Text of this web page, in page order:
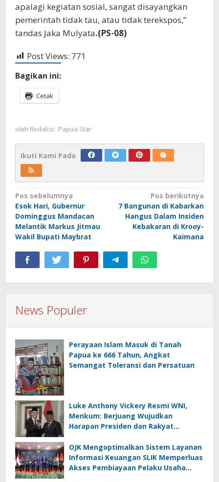
apalagi kegiatan sosial, sangat disayangkan
pemerintah tidak tau, atau tidak terekspos,”
tandas Jaka Mulyata.(PS-08)
Post Views: 771
Bagikan ini:
Cetak
oleh Redaksi : Papua Star
Ikuti Kami Pada
Navigasi
pos
Pos sebelumnya
Esok Hari, Gubernur
Dominggus Mandacan
Melantik Markus Jitmau
Wakil Bupati Maybrat
Pos berikutnya
7 Bangunan di Kabarkan
Hangus Dalam Insiden
Kebakaran di Krooy-
Kaimana
News Populer
Perayaan Islam Masuk di Tanah
Papua ke 666 Tahun, Angkat
Semangat Toleransi dan Persatuan
Luke Anthony Vickery Resmi WNI,
Menkum: Berjuang Wujudkan
Harapan Presiden dan Rakyat
OJK Mengoptimalkan Sistem Layanan
Informasi Keuangan SLIK Memperluas
Akses Pembiayaan Pelaku Usaha